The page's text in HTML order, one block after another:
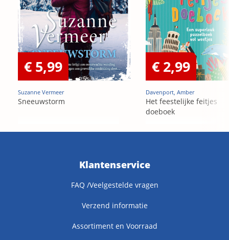
€ 5,99
Suzanne Vermeer
Sneeuwstorm
€ 2,99
Davenport, Amber
Het feestelijke feitjes
doeboek
Klantenservice
FAQ /Veelgestelde vragen
Verzend informatie
Assortiment en Voorraad